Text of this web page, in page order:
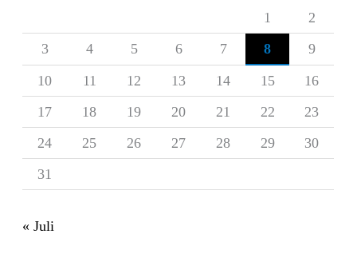
1
2
3
4 5 6 7 8
9
10
11 12 13 14 15
16
17
18 19 20 21 22
23
24
25 26 27 28 29
30
31
« Juli